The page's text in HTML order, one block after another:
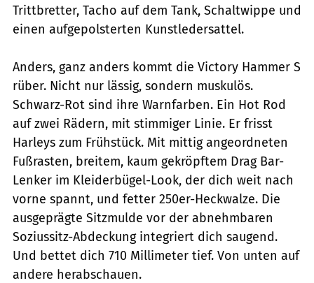
Trittbretter, Tacho auf dem Tank, Schaltwippe und
einen aufgepolsterten Kunstledersattel.
Anders, ganz anders kommt die Victory Hammer S
rüber. Nicht nur lässig, sondern muskulös.
Schwarz-Rot sind ihre Warnfarben. Ein Hot Rod
auf zwei Rädern, mit stimmiger Linie. Er frisst
Harleys zum Frühstück. Mit mittig angeordneten
Fußrasten, breitem, kaum gekröpftem Drag Bar-
Lenker im Kleiderbügel-Look, der dich weit nach
vorne spannt, und fetter 250er-Heckwalze. Die
ausgeprägte Sitzmulde vor der abnehmbaren
Soziussitz-Abdeckung integriert dich saugend.
Und bettet dich 710 Millimeter tief. Von unten auf
andere herabschauen.